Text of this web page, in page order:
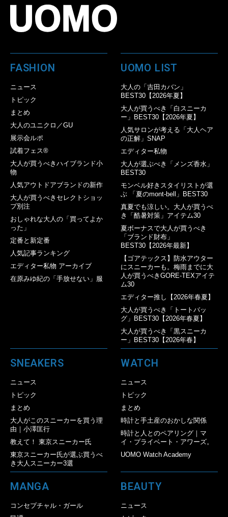
FASHION
ニュース
トピック
まとめ
大人のユニクロ／GU
展示会ルポ
試着フェス®︎
大人が買うべきハイブランド小
物
人気アウトドアブランドの新作
大人が買うべきセレクトショッ
プ別注
おしゃれな大人の「買ってよか
った」
定番と新定番
人気記事ランキング
エディター私物 アーカイブ
在原みゆ紀の「手放せない」服
UOMO LIST
大人の「吉田カバン」
BEST30【2026年夏】
大人が買うべき「白スニーカ
ー」BEST30【2026年夏】
人気サロンが考える「大人ヘア
の正解」SNAP
エディター私物
大人が選ぶべき「メンズ香水」
BEST30
モンベル好きスタイリストが選
ぶ 「夏のmont-bell」BEST30
真夏でも涼しい。大人が買うべ
き「酷暑対策」アイテム30
夏ボーナスで大人が買うべき
「ブランド財布」
BEST30【2026年最新】
【ゴアテックス】防水アウター
にスニーカーも。梅雨までに大
人が買うべきGORE-TEXアイテ
ム30
エディター推し【2026年春夏】
大人が買うべき「トートバッ
グ」BEST30【2026年春夏】
大人が買うべき「黒スニーカ
ー」BEST30【2026年春】
SNEAKERS
ニュース
トピック
まとめ
大人がこのスニーカーを買う理
由｜小澤匡行
教えて！ 東京スニーカー氏
東京スニーカー氏が選ぶ買うべ
き大人スニーカー3選
WATCH
ニュース
トピック
まとめ
時計と手土産のおかしな関係
時計と人とのペアリング｜マ
イ・プライベート・アワーズ。
UOMO Watch Academy
MANGA
コンセプチャル・ガール
BEAUTY
ニュース